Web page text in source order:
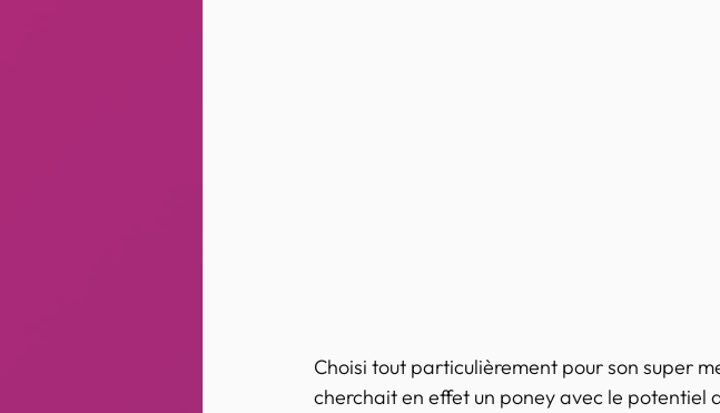
Choisi tout particulièrement pour son super
cherchait en effet un poney avec le potentiel